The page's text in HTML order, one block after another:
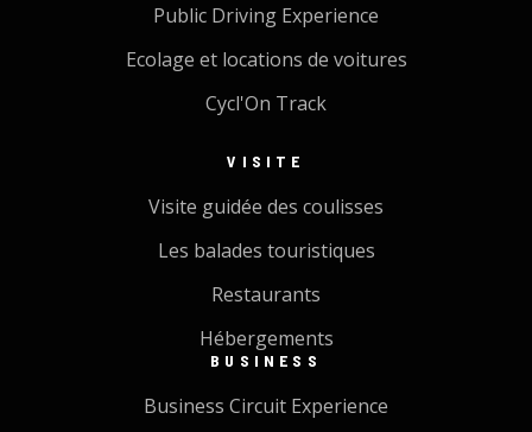
Public Driving Experience
Ecolage et locations de voitures
Cycl'On Track
VISITE
Visite guidée des coulisses
Les balades touristiques
Restaurants
Hébergements
BUSINESS
Business Circuit Experience